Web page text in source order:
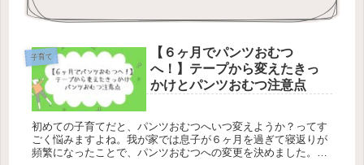
子育て
【６ヶ月でパンツおむつ
へ！】テープから変えたきっ
かけとパンツおむつ注意点
初めての子育てだと、パンツおむつへいつ変えようか？ってす
ごく悩みますよね。我が家では息子が６ヶ月を過ぎて寝返りが
頻繁になったことで、パンツおむつへの変更を決めました。今